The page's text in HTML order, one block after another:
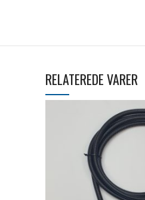
RELATEREDE VARER